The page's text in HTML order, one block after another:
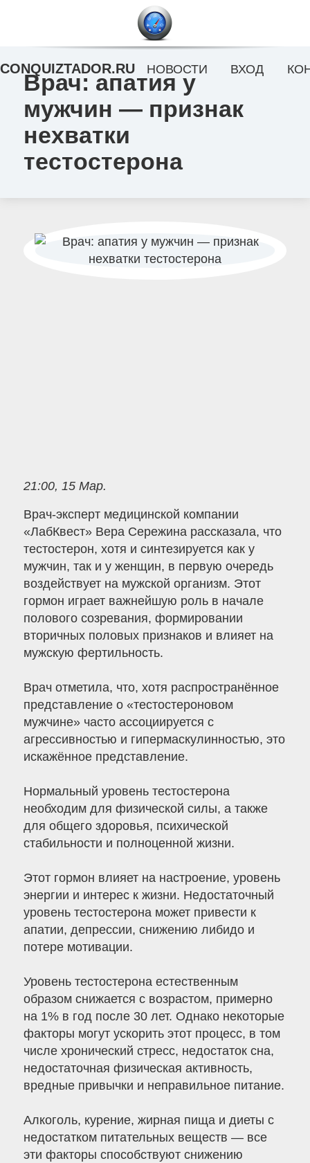
Врач: апатия у
мужчин — признак
нехватки
тестостерона
21:00, 15 Мар.
Врач-эксперт медицинской компании
«ЛабКвест» Вера Сережина рассказала, что
тестостерон, хотя и синтезируется как у
мужчин, так и у женщин, в первую очередь
воздействует на мужской организм. Этот
гормон играет важнейшую роль в начале
полового созревания, формировании
вторичных половых признаков и влияет на
мужскую фертильность.
Врач отметила, что, хотя распространённое
представление о «тестостероновом
мужчине» часто ассоциируется с
агрессивностью и гипермаскулинностью, это
искажённое представление.
Нормальный уровень тестостерона
необходим для физической силы, а также
для общего здоровья, психической
стабильности и полноценной жизни.
Этот гормон влияет на настроение, уровень
энергии и интерес к жизни. Недостаточный
уровень тестостерона может привести к
апатии, депрессии, снижению либидо и
потере мотивации.
Уровень тестостерона естественным
образом снижается с возрастом, примерно
на 1% в год после 30 лет. Однако некоторые
факторы могут ускорить этот процесс, в том
числе хронический стресс, недостаток сна,
недостаточная физическая активность,
вредные привычки и неправильное питание.
Алкоголь, курение, жирная пища и диеты с
недостатком питательных веществ — все
эти факторы способствуют снижению
CONQUIZTADOR.RU НОВОСТИ ВХОД